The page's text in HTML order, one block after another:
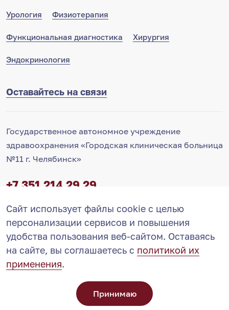
Сайт использует файлы cookie с целью
персонализации сервисов и повышения
удобства пользования веб-сайтом. Оставаясь
на сайте, вы соглашаетесь с политикой их
применения.
Принимаю
Урология Физиотерапия
Функциональная диагностика Хирургия
Эндокринология
Оставайтесь на связи
Государственное автономное учреждение
здравоохранения «Городская клиническая больница
№11 г. Челябинск»
+7 351 214 29 29
info@11-gkb.ru Запись на прием ВКонтакте
© ГАУЗ ГКБ №11 2002-2026 Карта сайта
РАЗРАБОТКА